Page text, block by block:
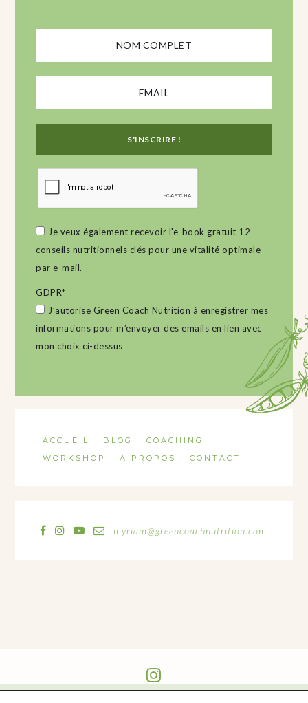
Je veux également recevoir l'e-book gratuit 12
conseils nutritionnels clés pour une vitalité optimale
par e-mail.
GDPR*
J’autorise Green Coach Nutrition à enregistrer mes
informations pour m’envoyer des emails en lien avec
mon choix ci-dessus
ACCUEIL BLOG
COACHING
WORKSHOP
A PROPOS CONTACT
myriam@greencoachnutrition.com
@GREEN_COACH_NUTRITION